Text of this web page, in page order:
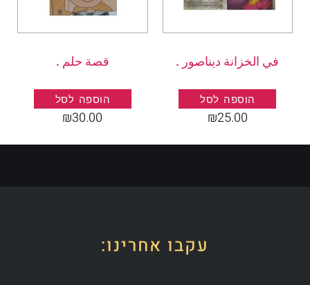
في الخزانة ديناصور .
הוספה לסל
₪25.00
قصة حلم .
הוספה לסל
₪30.00
עקבו אחרינו: